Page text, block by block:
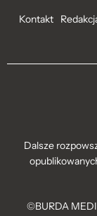
Kontakt
Dalsze
©BURDA